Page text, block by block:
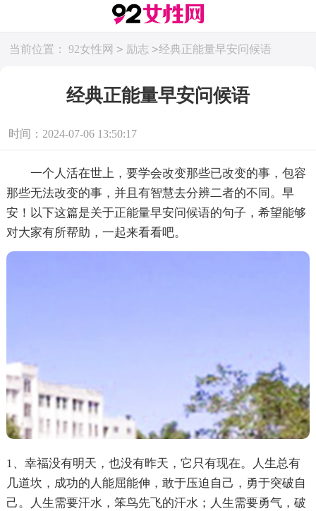
当前位置： 92女性网 > 励志 >经典正能量早安问候语
经典正能量早安问候语
时间：2024-07-06 13:50:17
一个人活在世上，要学会改变那些已改变的事，包容
那些无法改变的事，并且有智慧去分辨二者的不同。早
安！以下这篇是关于正能量早安问候语的句子，希望能够
对大家有所帮助，一起来看看吧。
1、幸福没有明天，也没有昨天，它只有现在。人生总有
几道坎，成功的人能屈能伸，敢于压迫自己，勇于突破自
己。人生需要汗水，笨鸟先飞的汗水；人生需要勇气，破